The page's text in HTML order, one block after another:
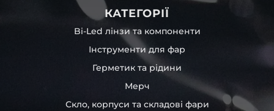
КАТЕГОРІЇ
Bi-Led лінзи та компоненти
Інструменти для фар
Герметик та рідини
Мерч
Скло, корпуси та складові фари